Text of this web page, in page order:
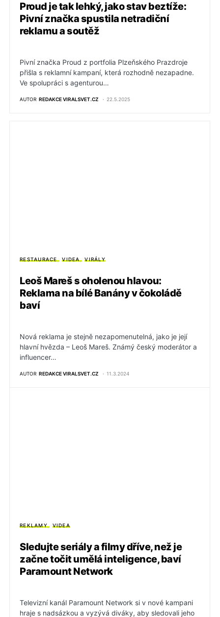
Proud je tak lehký, jako stav beztíže:
Pivní značka spustila netradiční
reklamu a soutěž
Pivní značka Proud z portfolia Plzeňského Prazdroje
přišla s reklamní kampaní, která rozhodně nezapadne.
Ve spolupráci s agenturou…
AUTOR REDAKCE VIRALSVET.CZ 22.5.2025
RESTAURACE VIDEA VIRÁLY
Leoš Mareš s oholenou hlavou:
Reklama na bílé Banány v čokoládě
baví
Nová reklama je stejně nezapomenutelná, jako je její
hlavní hvězda – Leoš Mareš. Známý český moderátor a
influencer…
AUTOR REDAKCE VIRALSVET.CZ 11.3.2024
REKLAMY VIDEA
Sledujte seriály a filmy dříve, než je
začne točit umělá inteligence, baví
Paramount Network
Televizní kanál Paramount Network si v nové kampani
hraje s nadsázkou a vyzývá diváky, aby sledovali jeho